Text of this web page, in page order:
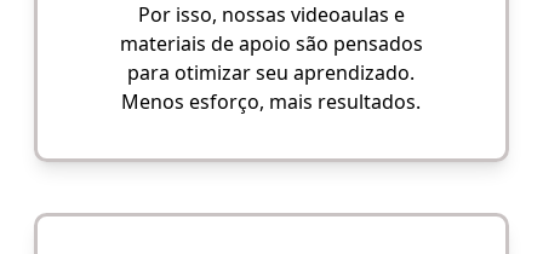
Por isso, nossas videoaulas e
materiais de apoio são pensados
para otimizar seu aprendizado.
Menos esforço, mais resultados.